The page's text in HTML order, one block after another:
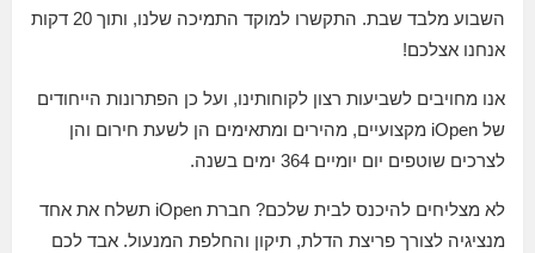
השבוע מלבד שבת. התקשרו למוקד התמיכה שלנו, ותוך 20 דקות
אנחנו אצלכם!
אנו מחויבים לשביעות רצון לקוחותינו, ועל כן הפתרונות הייחודים
של iOpen מקצועיים, מהירים ומתאימים הן לשעת חירום והן
לצרכים שוטפים יום יומיים 364 ימים בשנה.
לא מצליחים להיכנס לבית שלכם? חברת iOpen תשלח את אחד
מנציגיה לצורך פריצת הדלת, תיקון והחלפת המנעול. אבד לכם